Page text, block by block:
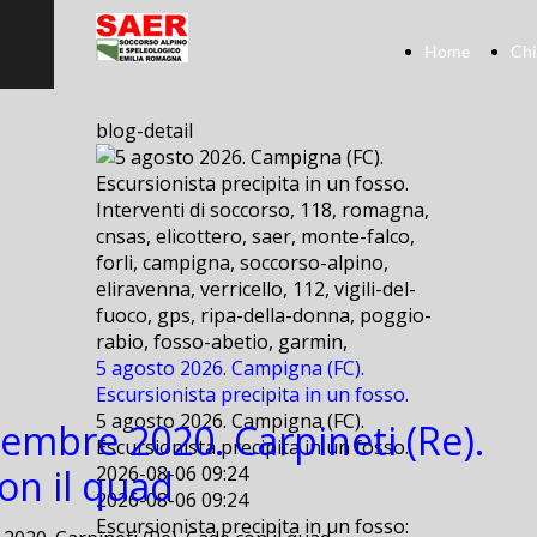
Home
blog-detail
Interventi di soccorso, 118, romagna,
cnsas, elicottero, saer, monte-falco,
forli, campigna, soccorso-alpino,
eliravenna, verricello, 112, vigili-del-
fuoco, gps, ripa-della-donna, poggio-
rabio, fosso-abetio, garmin,
5 agosto 2026. Campigna (FC).
Escursionista precipita in un fosso.
5 agosto 2026. Campigna (FC).
Escursionista precipita in un fosso.
2026-08-06 09:24
2026-08-06 09:24
Escursionista precipita in un fosso:
2020. Carpineti (Re).
il quad